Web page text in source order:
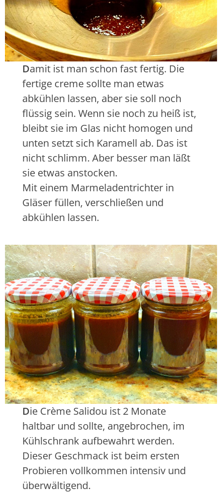
Damit ist man schon fast fertig. Die
fertige creme sollte man etwas
abkühlen lassen, aber sie soll noch
flüssig sein. Wenn sie noch zu heiß ist,
bleibt sie im Glas nicht homogen und
unten setzt sich Karamell ab. Das ist
nicht schlimm. Aber besser man läßt
sie etwas anstocken.
Mit einem Marmeladentrichter in
Gläser füllen, verschließen und
abkühlen lassen.
Die Crème Salidou ist 2 Monate
haltbar und sollte, angebrochen, im
Kühlschrank aufbewahrt werden.
Dieser Geschmack ist beim ersten
Probieren vollkommen intensiv und
überwältigend.